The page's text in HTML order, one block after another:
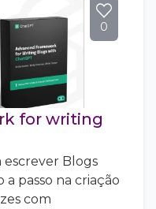
0
for writing
Blogs
passo na criação
com